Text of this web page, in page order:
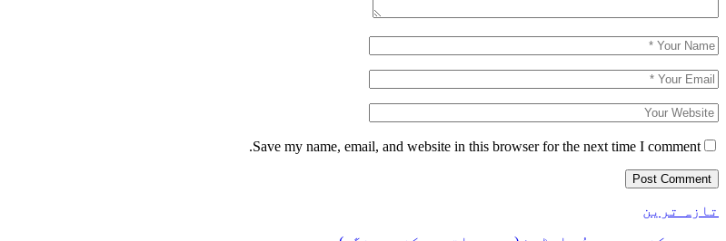
Save my name, email, and website in this browser for the next time I comment.
تازہ ترین